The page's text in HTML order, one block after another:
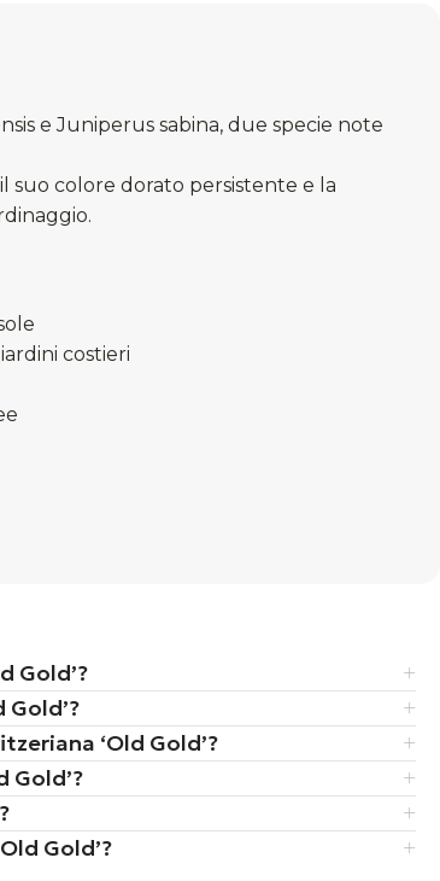
e Juniperus sabina, due specie note
suo colore dorato persistente e la
costieri
Gold’?
‘Old Gold’?
Gold’?
Gold’?